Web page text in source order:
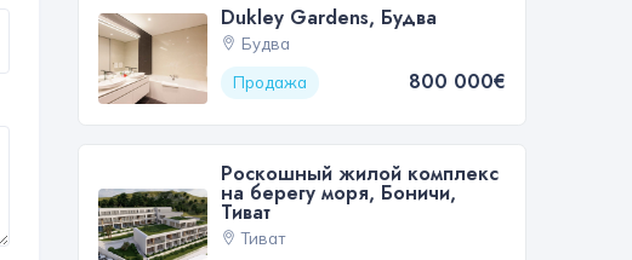
Dukley Gardens, Будва
Будва
Продажа
800 000€
Роскошный жилой комплекс
на берегу моря, Боничи,
Тиват
Тиват